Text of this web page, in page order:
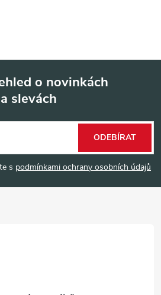
o novinkách
a slevách
s podmínkami ochrany osobních údajů
ODEBÍRAT